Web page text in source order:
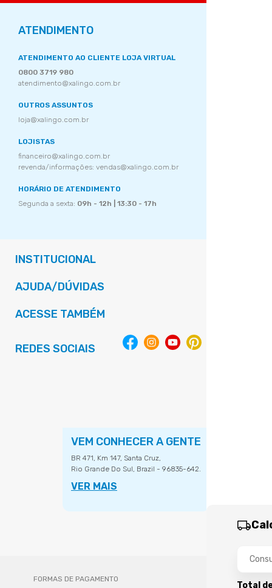
Total
ATENDIMENTO
ATENDIMENTO AO CLIENTE LOJA VIRTUAL
0800 3719 980
atendimento@xalingo.com.br
OUTROS ASSUNTOS
loja@xalingo.com.br
LOJISTAS
financeiro@xalingo.com.br
revenda/informações: vendas@xalingo.com.br
HORÁRIO DE ATENDIMENTO
Segunda a sexta: 09h - 12h | 13:30 - 17h
INSTITUCIONAL
AJUDA/DÚVIDAS
ACESSE TAMBÉM
REDES SOCIAIS
VEM CONHECER A GENTE
BR 471, Km 147, Santa Cruz,
Rio Grande Do Sul, Brazil - 96835-642.
VER MAIS
FORMAS DE PAGAMENTO